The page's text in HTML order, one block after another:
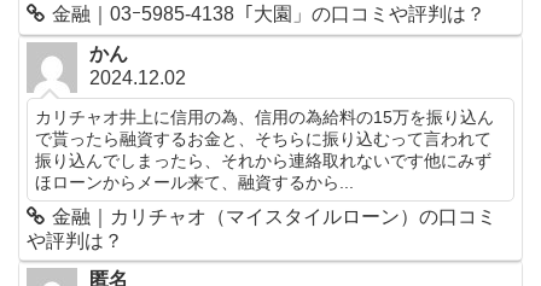
金融｜03ｰ5985-4138「大園」の口コミや評判は？
かん
2024.12.02
カリチャオ井上に信用の為、信用の為給料の15万を振り込ん
で貰ったら融資するお金と、そちらに振り込むって言われて
振り込んでしまったら、それから連絡取れないです他にみず
ほローンからメール来て、融資するから...
金融｜カリチャオ（マイスタイルローン）の口コミ
や評判は？
匿名